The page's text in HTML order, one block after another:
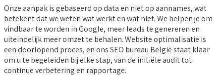
Onze aanpak is gebaseerd op data en niet op aannames, wat
betekent dat we weten wat werkt en wat niet. We helpen je om
vindbaar te worden in Google, meer leads te genereren en
uiteindelijk meer omzet te behalen. Website optimalisatie is
een doorlopend proces, en ons SEO bureau België staat klaar
om u te begeleiden bij elke stap, van de initiële audit tot
continue verbetering en rapportage.